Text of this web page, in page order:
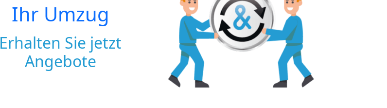
Ihr Umzug
Erhalten Sie jetzt
Angebote